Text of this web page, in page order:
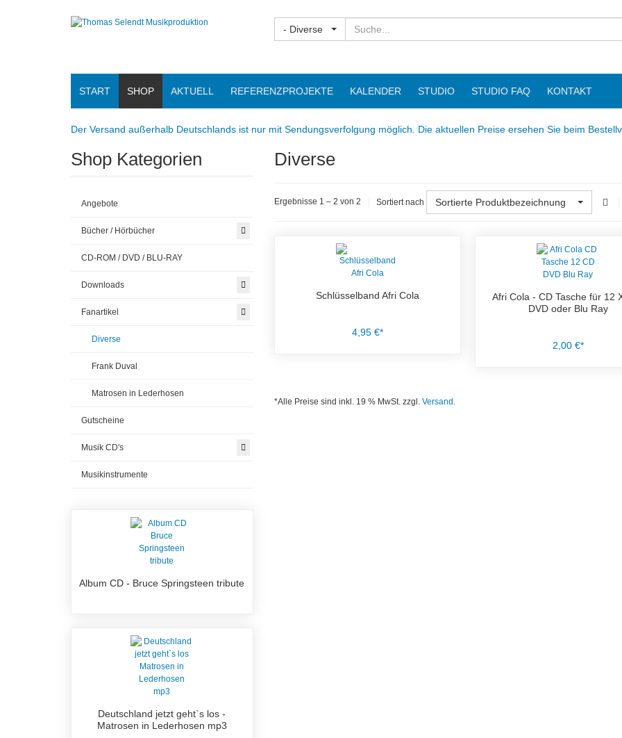
- Diverse
START SHOP AKTUELL REFERENZPROJEKTE KALENDER STUDIO STUDIO FAQ KONTAKT
Der Versand außerhalb Deutschlands ist nur mit Sendungsverfolgung möglich. Die aktuellen Preise ersehen Sie beim
Diverse
Ergebnisse 1 – 2 von 2 Sortiert nach Sortierte Produktbezeichnung
Schlüsselband Afri Cola
4,95 €*
Afri Cola - CD Tasche für 12
DVD oder Blu Ray
2,00 €*
*Alle Preise sind inkl. 19 % MwSt. zzgl. Versand.
Shop Kategorien
Angebote
Bücher / Hörbücher
CD-ROM / DVD / BLU-RAY
Downloads
Fanartikel
Diverse
Frank Duval
Matrosen in Lederhosen
Gutscheine
Musik CD's
Musikinstrumente
Album CD - Bruce Springsteen tribute
Deutschland jetzt geht`s los -
Matrosen in Lederhosen mp3